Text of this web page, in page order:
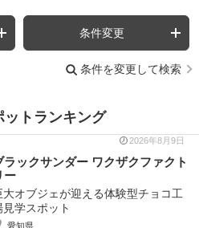
条件変更
条件を変更して検索
ットランキング
2026年8月9日
ラックサンダー ワクザクファクト
ー
大オブジェが迎える体験型チョコ工
見学スポット
愛知県